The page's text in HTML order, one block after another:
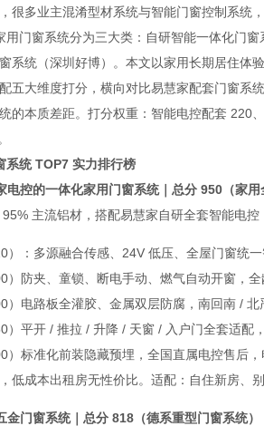
多业主混淆型材系统与智能门窗控制系统
用门窗系统分为三大类：自研智能一体化门
系统（深圳好博）。本文以家用长期居住体
五大维度打分，横向对比易慧家配套门窗系
的本质差距。打分权重：智能电控配套 220
统 TOP7 实力排行榜
控的一体化家用门窗系统｜总分 950（家用
主流铝材，搭配易慧家自研全套智能电控
）：多源融合传感、24V 低压、全屋门窗统
）防夹、童锁、断电手动、燃气自动开窗，
）电路板全灌胶、金属双层防腐，南回南 /
）平开 / 推拉 / 升降 / 天窗 / 入户门全套适配
）标准化前装隐藏预埋，全国直属电控售后
低成本出租房无性价比。适配：自住新房、
门窗系统｜总分 818（德系重型门窗系统）